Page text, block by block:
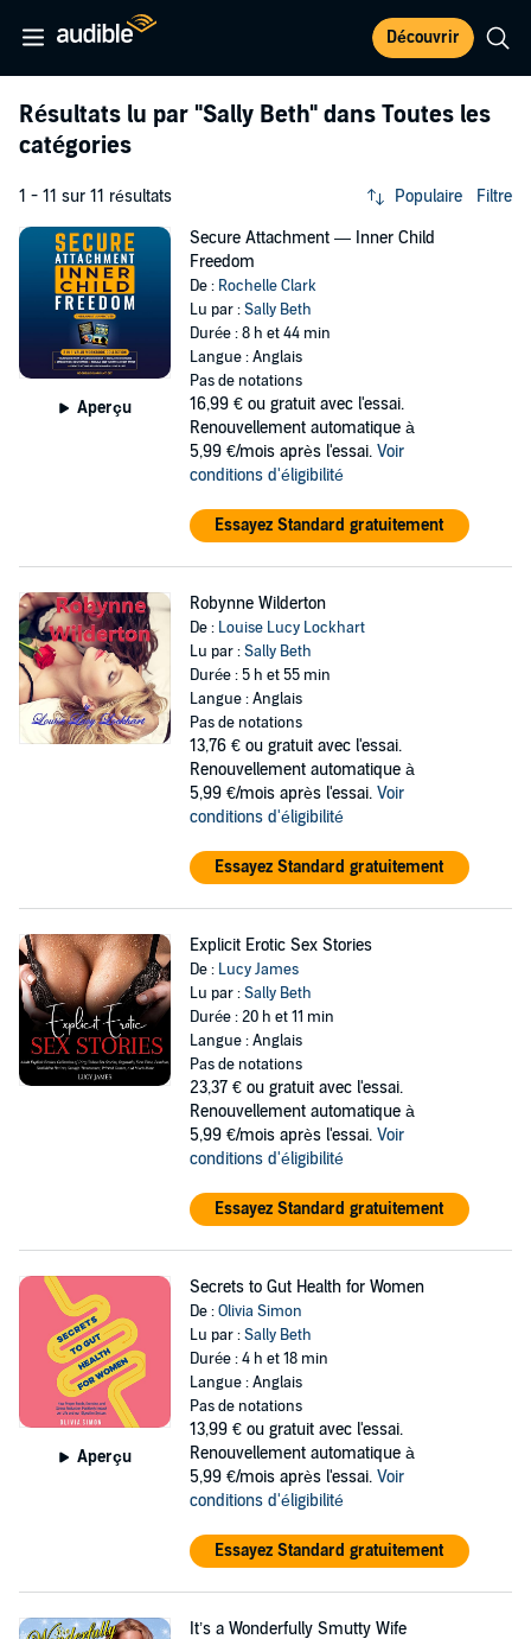
Découvrir
Résultats lu par "Sally Beth" dans Toutes les
catégories
1 - 11 sur 11 résultats Populaire Filtre
Aperçu
Secure Attachment — Inner Child
Freedom
De : Rochelle Clark
Lu par :Sally Beth
Durée : 8 h et 44 min
Langue : Anglais
Pas de notations
16,99 € ou gratuit avec l'essai.
Renouvellement automatique à
5,99 €/mois après l'essai. Voir
conditions d'éligibilité
Essayez Standard gratuitement
Robynne Wilderton
De : Louise Lucy Lockhart
Lu par :Sally Beth
Durée : 5 h et 55 min
Langue : Anglais
Pas de notations
13,76 € ou gratuit avec l'essai.
Renouvellement automatique à
5,99 €/mois après l'essai. Voir
conditions d'éligibilité
Essayez Standard gratuitement
Explicit Erotic Sex Stories
De : Lucy James
Lu par :Sally Beth
Durée : 20 h et 11 min
Langue : Anglais
Pas de notations
23,37 € ou gratuit avec l'essai.
Renouvellement automatique à
5,99 €/mois après l'essai. Voir
conditions d'éligibilité
Essayez Standard gratuitement
Aperçu
Secrets to Gut Health for Women
De :Olivia Simon
Lu par :Sally Beth
Durée : 4 h et 18 min
Langue : Anglais
Pas de notations
13,99 € ou gratuit avec l'essai.
Renouvellement automatique à
5,99 €/mois après l'essai. Voir
conditions d'éligibilité
Essayez Standard gratuitement
It’s a Wonderfully Smutty Wife